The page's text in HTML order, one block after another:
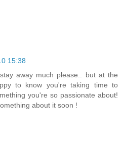
15:38
away much please.. but at the
to know you're taking time to
you're so passionate about!
about it soon !